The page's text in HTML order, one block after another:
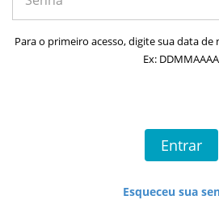
Para o primeiro acesso, digite sua data de
Ex: DDMMAAAA
Esqueceu sua